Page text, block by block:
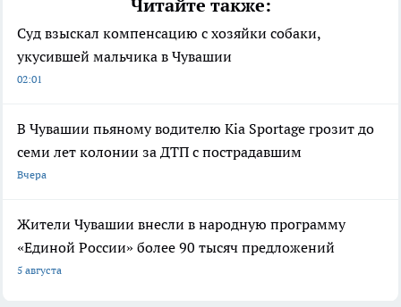
Читайте также:
Суд взыскал компенсацию с хозяйки собаки,
укусившей мальчика в Чувашии
02:01
В Чувашии пьяному водителю Kia Sportage грозит до
семи лет колонии за ДТП с пострадавшим
Вчера
Жители Чувашии внесли в народную программу
«Единой России» более 90 тысяч предложений
5 августа